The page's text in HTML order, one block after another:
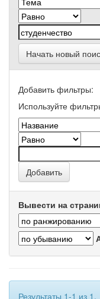
Начать новый
Добавить фильтры:
Используйте
Вывести на
Результаты 1-1 из 1.